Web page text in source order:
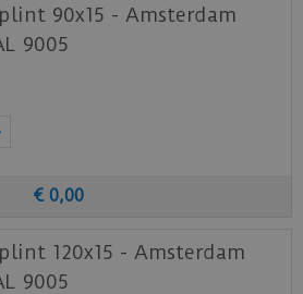
90x15 - Amsterdam
9005
€ 0,00
120x15 - Amsterdam
9005